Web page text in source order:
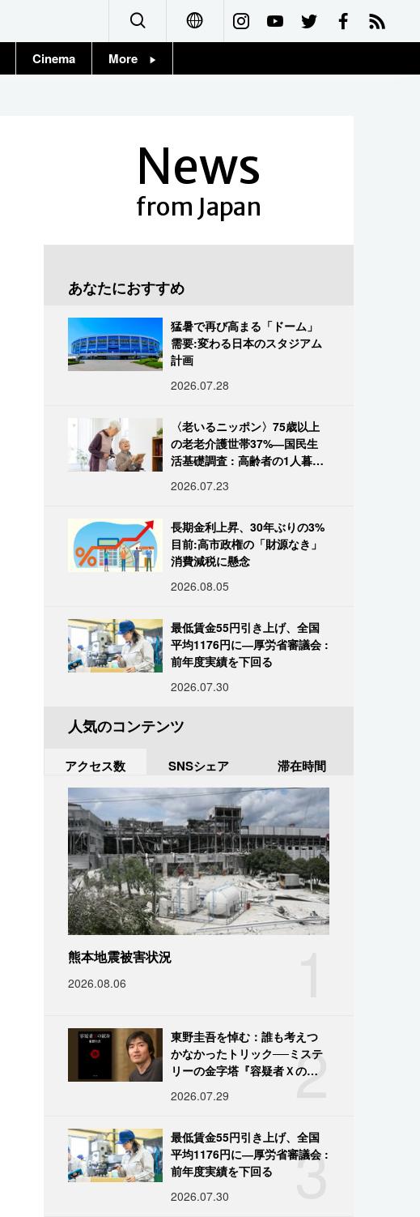
Français
Cinema More
News
from Japan
あなたにおすすめ
猛暑で再び高まる「ドーム」
需要:変わる日本のスタジアム
計画
2026.07.28
〈老いるニッポン〉75歳以上
の老老介護世帯37%―国民生
活基礎調査 : 高齢者の1人暮ら
2026.07.23
長期金利上昇、30年ぶりの3%
目前:高市政権の「財源なき」
消費減税に懸念
2026.08.05
最低賃金55円引き上げ、全国
平均1176円に―厚労省審議会 :
前年度実績を下回る
2026.07.30
人気のコンテンツ
アクセス数 SNSシェア 滞在時間
熊本地震被害状況
2026.08.06
2
東野圭吾を悼む：誰も考えつ
かなかったトリック──ミステ
リーの金字塔『容疑者Ｘの献
2026.07.29
3
最低賃金55円引き上げ、全国
平均1176円に―厚労省審議会 :
前年度実績を下回る
2026.07.30